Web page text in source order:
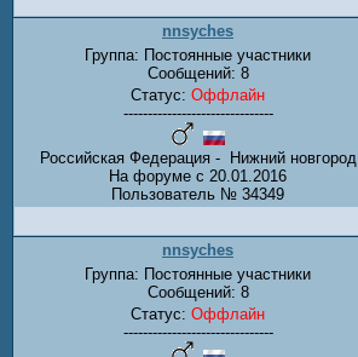
nnsyches
Группа: Постоянные участники
Сообщений: 8
Статус: Оффлайн
-------------------------------
Российская Федерация - Нижний новгород
На форуме с 20.01.2016
Пользователь № 34349
nnsyches
Группа: Постоянные участники
Сообщений: 8
Статус: Оффлайн
-------------------------------